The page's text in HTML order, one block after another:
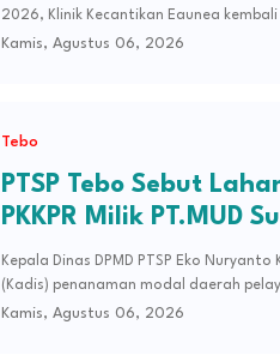
2026, Klinik Kecantikan Eaunea
Kamis, Agustus 06, 2026
Tebo
PTSP Tebo Sebut
PKKPR Milik PT.MUD
PT.APN
Kepala Dinas DPMD PTSP Eko
(Kadis) penanaman modal daerah
Kamis, Agustus 06, 2026